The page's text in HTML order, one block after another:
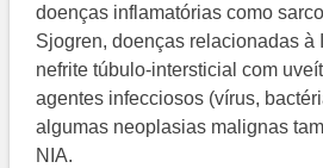
doenças inflamatórias como
Sjogren, doenças relacionadas à
nefrite túbulo-intersticial com
agentes infecciosos (vírus,
algumas neoplasias malignas
NIA.